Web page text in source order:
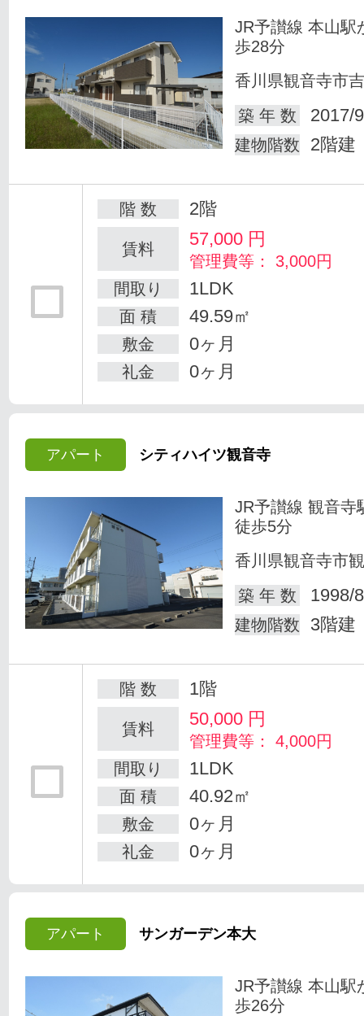
JR予讃線 本山駅
歩28分
香川県観音寺市
築 年 数
2017/
建物階数 2階建
階 数 2階
賃料 57,000 円
管理費等： 3,000円
間取り
1LDK
面 積 49.59㎡
敷金 0ヶ月
礼金 0ヶ月
アパート シティハイツ観音寺
JR予讃線 観音寺
徒歩5分
香川県観音寺市
築 年 数
1998/
建物階数 3階建
階 数 1階
賃料 50,000 円
管理費等： 4,000円
間取り
1LDK
面 積 40.92㎡
敷金 0ヶ月
礼金 0ヶ月
アパート サンガーデン本大
JR予讃線 本山駅
歩26分